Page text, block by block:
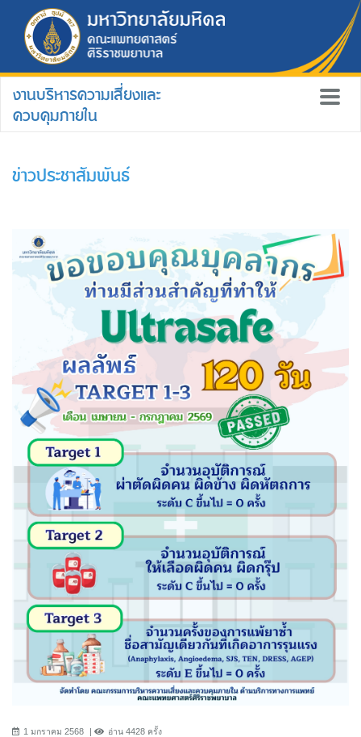
งานบริหารความเสี่ยงและ
ควบคุมภายใน
ข่าวประชาสัมพันธ์
1 มกราคม 2568 อ่าน 4428 ครั้ง